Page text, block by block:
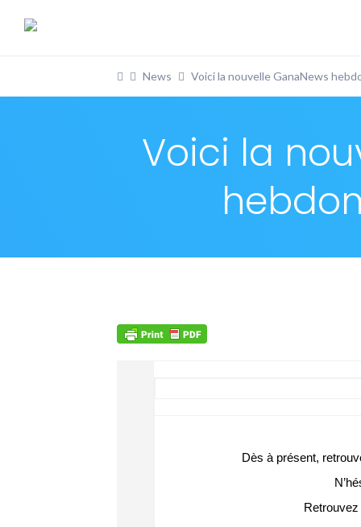
News Voici la nouvelle GanaNews
Voici la
Dès à présent,